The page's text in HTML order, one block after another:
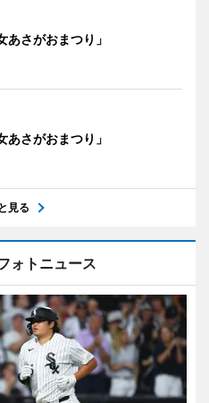
あさがおまつり」
あさがおまつり」
見る
ォトニュース